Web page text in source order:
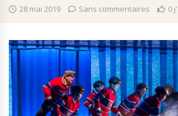
28 mai 2019 Sans commentaires 0